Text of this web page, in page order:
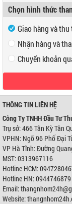
Mã số thuế
Địa chỉ
Chọn hình thức
Giao hàng và
Nhận hàng và
Địa chỉ:466 Tân
Điện thoại:
VP Hà Nội:
Địa chỉ:Ngõ 96
Điện thoại:
Chuyển khoản
Ngân hàng
Chi nhánh:Chi
Chủ TK:Công
Số TK:
THÔNG TIN LIÊN HỆ
Công Ty TNHH Đầu Tư
Trụ sở: 466 Tân Kỳ Tân
VPHN: Ngõ 96 Phố Đại
VP Hà Tĩnh: Đường
MST: 0313967116
Hotline HCM:
Hotline HN: 0944746879
Email:
Website: